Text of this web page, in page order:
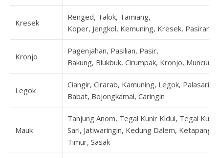
Kresek
Renged, Talok, Tamiang,
Koper, Jengkol, Kemuning, Kresek,
Kronjo
Pagenjahan, Pasilian, Pasir,
Bakung, Blukbuk, Cirumpak, Kronjo,
Legok
Ciangir, Cirarab, Kamuning, Legok, Palasari,
Babat, Bojongkamal, Caringin
Mauk
Tanjung Anom, Tegal Kunir Kidul, Tegal
Sari, Jatiwaringin, Kedung Dalem, Ketapang,
Timur, Sasak